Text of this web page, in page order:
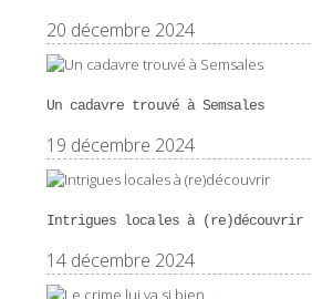
20 décembre 2024
Un cadavre trouvé à Semsales
19 décembre 2024
Intrigues locales à (re)découvrir
14 décembre 2024